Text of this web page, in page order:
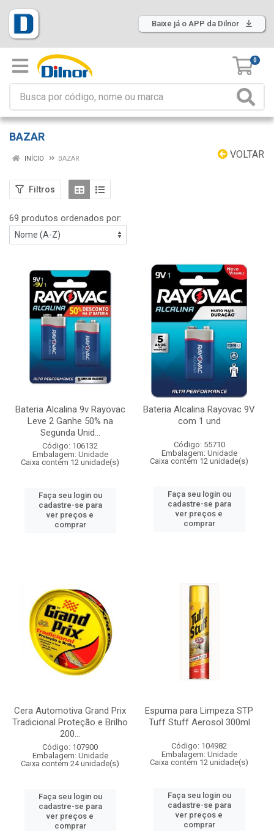
Baixe já o APP da Dilnor
0
BAZAR
VOLTAR
INÍCIO BAZAR
Filtros
69 produtos ordenados por:
Bateria Alcalina 9v Rayovac
Leve 2 Ganhe 50% na
Segunda Unid...
Código: 106132
Embalagem: Unidade
Caixa contém 12 unidade(s)
Faça seu login ou
cadastre-se para
ver preços e
comprar
Bateria Alcalina Rayovac 9V
com 1 und
Código: 55710
Embalagem: Unidade
Caixa contém 12 unidade(s)
Faça seu login ou
cadastre-se para
ver preços e
comprar
Cera Automotiva Grand Prix
Tradicional Proteção e Brilho
200...
Código: 107900
Embalagem: Unidade
Caixa contém 24 unidade(s)
Faça seu login ou
cadastre-se para
ver preços e
comprar
Espuma para Limpeza STP
Tuff Stuff Aerosol 300ml
Código: 104982
Embalagem: Unidade
Caixa contém 12 unidade(s)
Faça seu login ou
cadastre-se para
ver preços e
comprar